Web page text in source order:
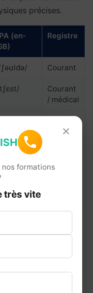
précises.
(en-
Registre
Courant
Courant
/ médical
Courant
/ courant
×
nos formations
très vite